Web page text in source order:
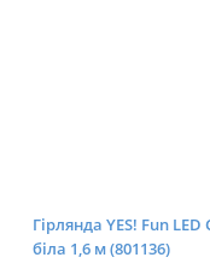
Гірлянда YES! Fun
біла 1,6 м (801136)